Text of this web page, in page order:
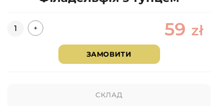
Кількість
+ 59 zł
ЗАМОВИТИ
СКЛАД